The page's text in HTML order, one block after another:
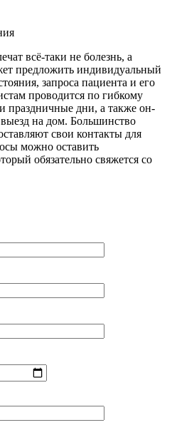
всё-таки не болезнь, а
предложить индивидуальный
запроса пациента и его
проводится по гибкому
праздничные дни, а также он-
на дом. Большинство
свои контакты для
можно оставить
обязательно свяжется со